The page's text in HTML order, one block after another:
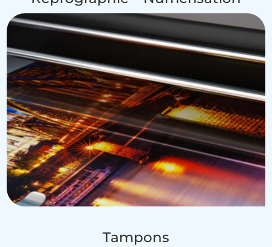
Tampons